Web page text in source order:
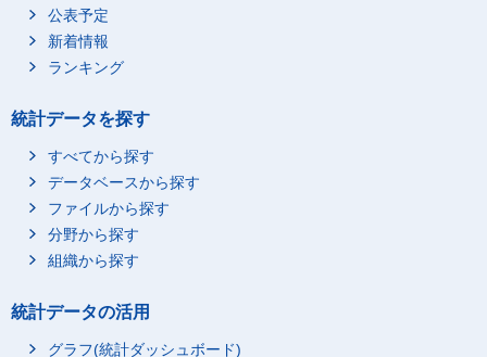
公表予定
新着情報
ランキング
統計データを探す
すべてから探す
データベースから探す
ファイルから探す
分野から探す
組織から探す
統計データの活用
グラフ(統計ダッシュボード)